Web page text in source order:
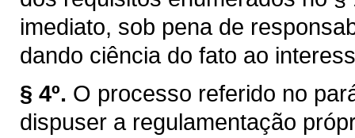
imediato, sob pena de
dando ciência do fato ao
§ 4º. O processo referido no
dispuser a regulamentação